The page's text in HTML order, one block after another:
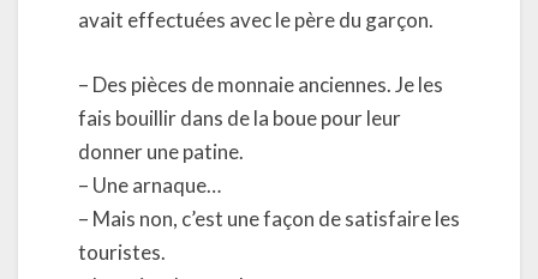
avait effectuées avec le père du garçon.
– Des pièces de monnaie anciennes. Je les
fais bouillir dans de la boue pour leur
donner une patine.
– Une arnaque…
– Mais non, c’est une façon de satisfaire les
touristes.